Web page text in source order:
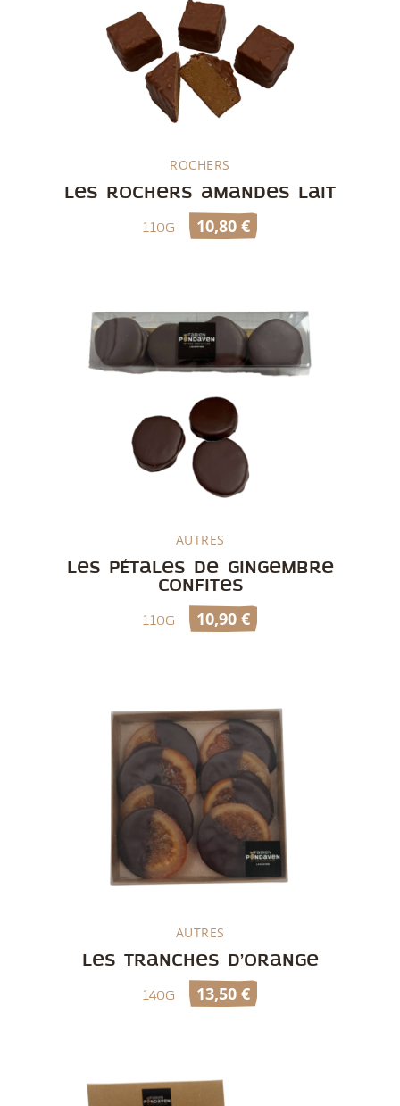
Découvrir
Les rochers amandes lait
ROCHERS
110g 10,80 €
Découvrir
Les pétales de gingembre
confites
AUTRES
110g 10,90 €
Découvrir
Les tranches d’orange
AUTRES
140g 13,50 €